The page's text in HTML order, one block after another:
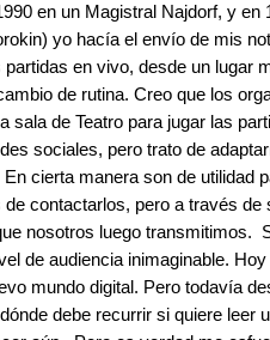
en un Magistral Najdorf, y
yo hacía el envío de mis
en vivo, desde un lugar
de rutina. Creo que los
sala de Teatro para jugar las
sociales, pero trato de
cierta manera son de utilidad
contactarlos, pero a través
nosotros luego transmitimos.
de audiencia inimaginable.
mundo digital. Pero todavía
debe recurrir si quiere leer